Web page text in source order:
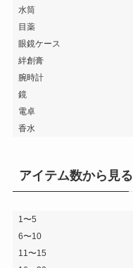
水筒
目薬
眼鏡ケース
絆創膏
腕時計
鏡
電卓
香水
アイテム数から見る
1〜5
6〜10
11〜15